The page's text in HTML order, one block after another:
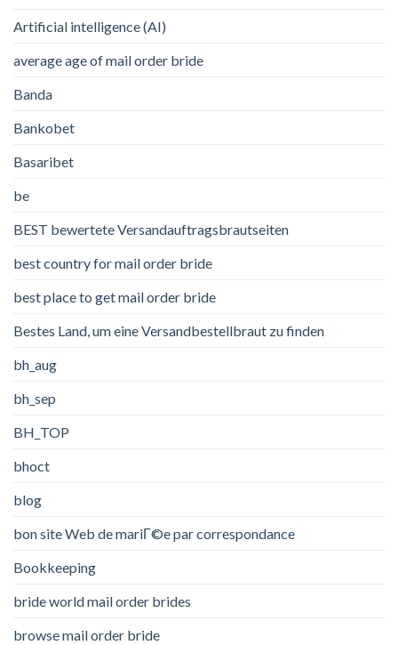
Artificial intelligence (AI)
average age of mail order bride
Banda
Bankobet
Basaribet
be
BEST bewertete Versandauftragsbrautseiten
best country for mail order bride
best place to get mail order bride
Bestes Land, um eine Versandbestellbraut zu finden
bh_aug
bh_sep
BH_TOP
bhoct
blog
bon site Web de mariГ©e par correspondance
Bookkeeping
bride world mail order brides
browse mail order bride